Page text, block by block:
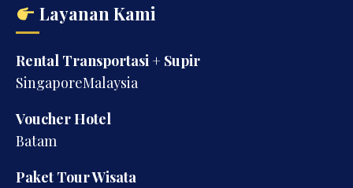
Layanan Kami
Rental Transportasi + Supir
SingaporeMalaysia
Voucher Hotel
Batam
Paket Tour Wisata